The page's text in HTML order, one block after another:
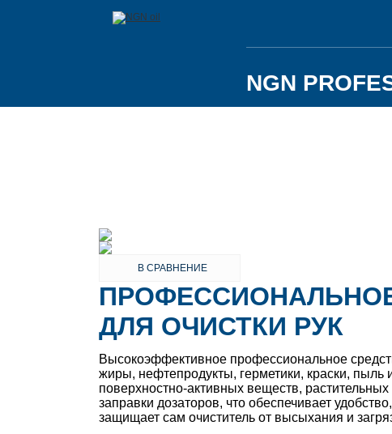
NGN
В СРАВНЕНИЕ
ДЛЯ ОЧИСТКИ РУК
Высокоэффективное профессиональное
жиры, нефтепродукты, герметики, краски,
поверхностно-активных веществ,
заправки дозаторов, что обеспечивает
защищает сам очиститель от высыхания и